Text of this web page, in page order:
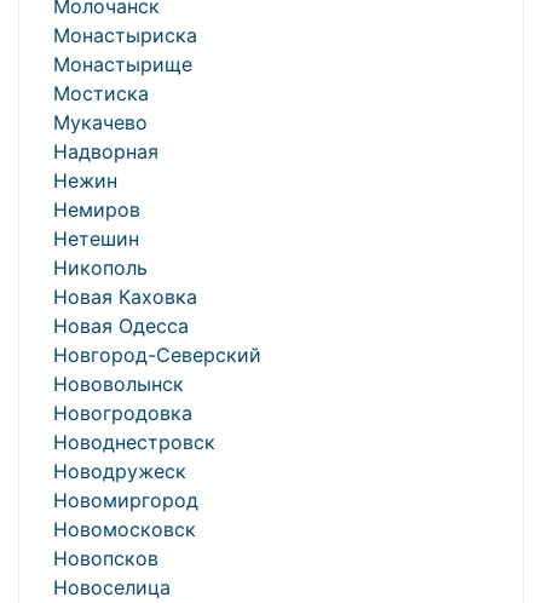
Молочанск
Монастыриска
Монастырище
Мостиска
Мукачево
Надворная
Нежин
Немиров
Нетешин
Никополь
Новая Каховка
Новая Одесса
Новгород-Северский
Нововолынск
Новогродовка
Новоднестровск
Новодружеск
Новомиргород
Новомосковск
Новопсков
Новоселица